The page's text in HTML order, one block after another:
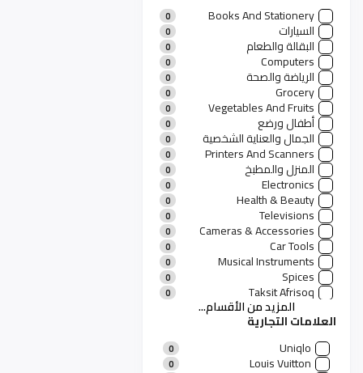
Books And Stationery
0
السيارات 0
البقالة والطعام 0
Computers
0
الرياضة والصحة 0
Grocery
0
Vegetables And Fruits
0
أطفال ورضع 0
الجمال والعناية الشخصية 0
Printers And Scanners
0
المنزل والمطبخ 0
Electronics
0
Health & Beauty
0
Televisions
0
Cameras & Accessories
0
Car Tools
0
Musical Instruments
0
Spices
0
Taksit Afrisoq
0
منتجات رجالية
Men's Fashion
0
Shoes
0
0
المزيد من الأقسام...
العلامات التجارية
Uniqlo
0
Louis Vuitton
0